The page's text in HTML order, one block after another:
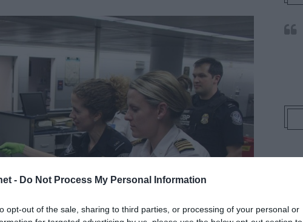
- Do Not Process My Personal Information
opt-out of the sale, sharing to third parties, or processing of your personal or